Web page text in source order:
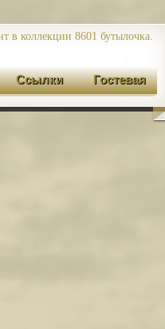
в коллекции 8601 бутылочка.
Ссылки Гостевая